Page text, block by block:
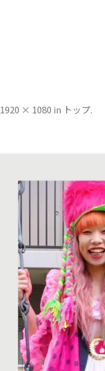
1920 × 1080 in トップ.